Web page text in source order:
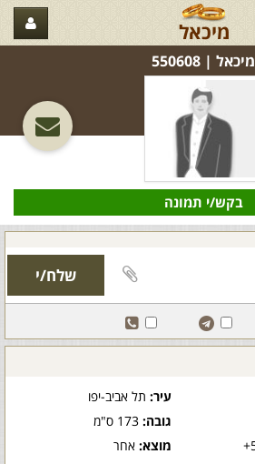
מיכאל
מיכאל‏ | 550608
בקש/י תמונה
עיר:תל אביב-יפו
גובה:173 ס"מ
מוצא:אחר